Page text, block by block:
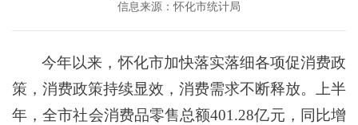
信息来源：怀化市统计局
今年以来，怀化市加快落实落细各项促消费政
策，消费政策持续显效，消费需求不断释放。上半
年，全市社会消费品零售总额401.28亿元，同比增